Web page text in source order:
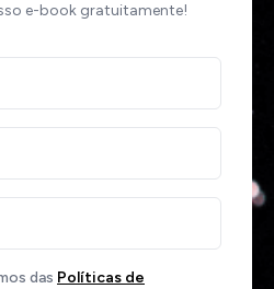
e-book gratuitamente!
das Políticas de